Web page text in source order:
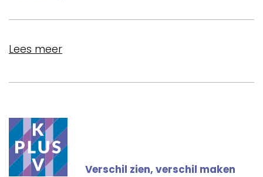
Lees meer
Verschil zien, verschil maken